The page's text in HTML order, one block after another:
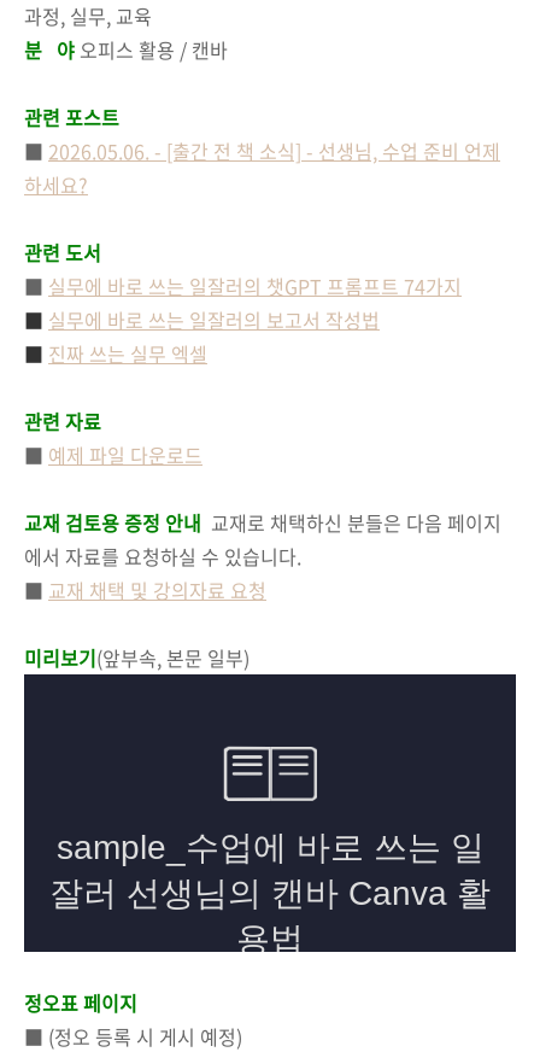
과정, 실무, 교육
분 야 오피스 활용 / 캔바
관련 포스트
■ 2026.05.06. - [출간 전 책 소식] - 선생님, 수업 준비 언제
하세요?
관련 도서
■ 실무에 바로 쓰는 일잘러의 챗GPT 프롬프트 74가지
■ 실무에 바로 쓰는 일잘러의 보고서 작성법
■ 진짜 쓰는 실무 엑셀
관련 자료
■ 예제 파일 다운로드
교재 검토용 증정 안내 교재로 채택하신 분들은 다음 페이지
에서 자료를 요청하실 수 있습니다.
■ 교재 채택 및 강의자료 요청
미리보기(앞부속, 본문 일부)
정오표 페이지
■ (정오 등록 시 게시 예정)